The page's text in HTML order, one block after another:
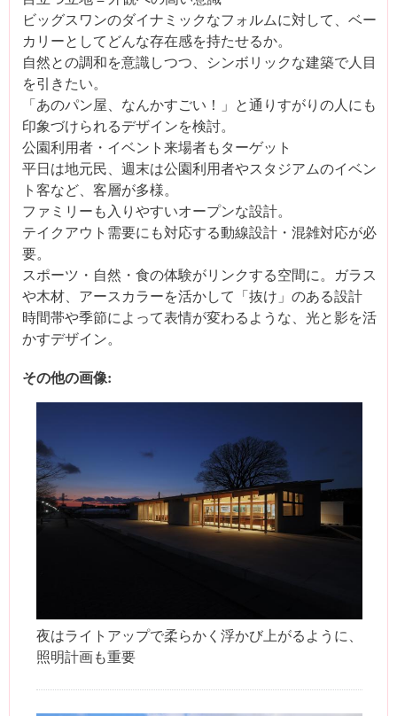
ビッグスワンのダイナミックなフォルムに対して、ベー
カリーとしてどんな存在感を持たせるか。
自然との調和を意識しつつ、シンボリックな建築で人目
を引きたい。
「あのパン屋、なんかすごい！」と通りすがりの人にも
印象づけられるデザインを検討。
公園利用者・イベント来場者もターゲット
平日は地元民、週末は公園利用者やスタジアムのイベン
ト客など、客層が多様。
ファミリーも入りやすいオープンな設計。
テイクアウト需要にも対応する動線設計・混雑対応が必
要。
スポーツ・自然・食の体験がリンクする空間に。ガラス
や木材、アースカラーを活かして「抜け」のある設計
時間帯や季節によって表情が変わるような、光と影を活
かすデザイン。
その他の画像:
夜はライトアップで柔らかく浮かび上がるように、
照明計画も重要